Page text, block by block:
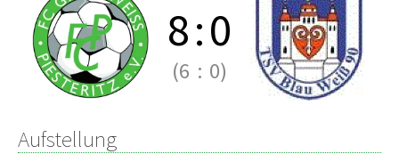
8:0
(6 : 0)
Aufstellung